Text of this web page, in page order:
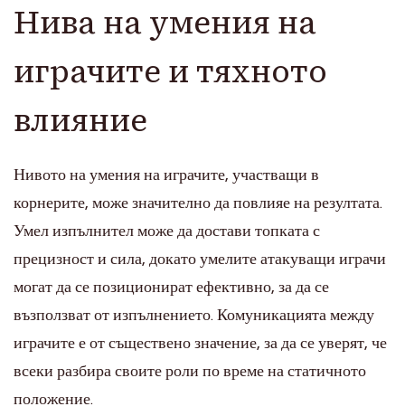
Нива на умения на
играчите и тяхното
влияние
Нивото на умения на играчите, участващи в
корнерите, може значително да повлияе на резултата.
Умел изпълнител може да достави топката с
прецизност и сила, докато умелите атакуващи играчи
могат да се позиционират ефективно, за да се
възползват от изпълнението. Комуникацията между
играчите е от съществено значение, за да се уверят, че
всеки разбира своите роли по време на статичното
положение.